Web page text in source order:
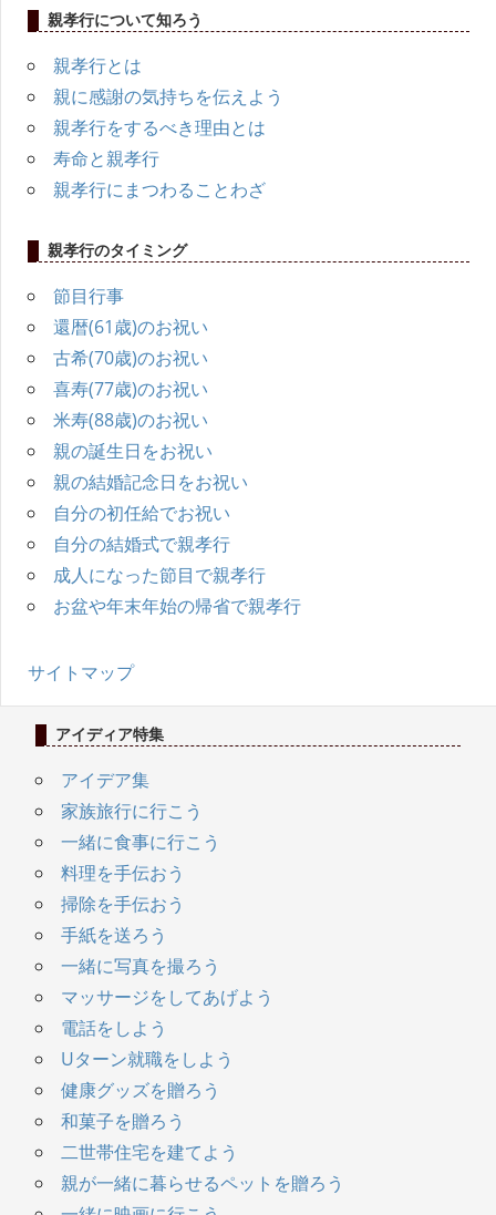
親孝行について知ろう
親孝行とは
親に感謝の気持ちを伝えよう
親孝行をするべき理由とは
寿命と親孝行
親孝行にまつわることわざ
親孝行のタイミング
節目行事
還暦(61歳)のお祝い
古希(70歳)のお祝い
喜寿(77歳)のお祝い
米寿(88歳)のお祝い
親の誕生日をお祝い
親の結婚記念日をお祝い
自分の初任給でお祝い
自分の結婚式で親孝行
成人になった節目で親孝行
お盆や年末年始の帰省で親孝行
サイトマップ
アイディア特集
アイデア集
家族旅行に行こう
一緒に食事に行こう
料理を手伝おう
掃除を手伝おう
手紙を送ろう
一緒に写真を撮ろう
マッサージをしてあげよう
電話をしよう
Uターン就職をしよう
健康グッズを贈ろう
和菓子を贈ろう
二世帯住宅を建てよう
親が一緒に暮らせるペットを贈ろう